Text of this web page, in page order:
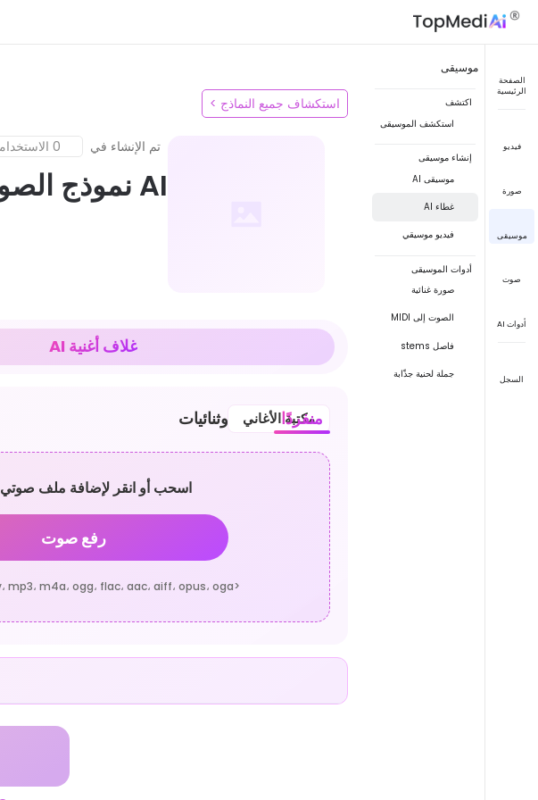
الصفحة
الرئيسية
فيديو
صورة
موسيقى
صوت
أدوات AI
السجل
موسيقى
اكتشف
استكشف الموسيقى
إنشاء موسيقى
موسيقى AI
غطاء AI
فيديو موسيقي
أدوات الموسيقى
صورة غنائية
الصوت إلى MIDI
فاصل stems
جملة لحنية جذّابة
استكشاف جميع النماذج >
تم الإنشاء في 0 الاستخدامات
AI نموذج الصوت
غلاف أغنية AI
مكتبة الأغاني
منفردًا جوقة وثنائيات
اسحب أو انقر لإضافة ملف صوتي
رفع صوت
<20M، wav، mp3، m4a، ogg، flac، aac، aiff، opus، oga